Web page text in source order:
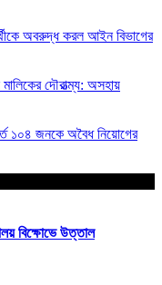
অবরুদ্ধ করল আইন বিভাগের
মালিকের দৌরাত্ম্য: অসহায়
১০৪ জনকে অবৈধ নিয়োগের
বিক্ষোভে উত্তাল